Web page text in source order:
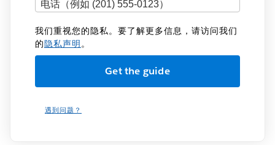
我们重视您的隐私。要了解更多信息，请访问我们
的隐私声明。
遇到问题？